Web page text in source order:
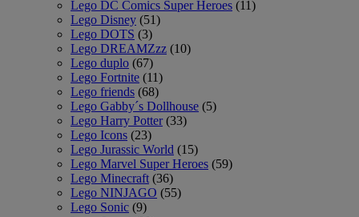
Lego DC Comics Super Heroes (11)
Lego Disney (51)
Lego DOTS (3)
Lego DREAMZzz (10)
Lego duplo (67)
Lego Fortnite (11)
Lego friends (68)
Lego Gabby´s Dollhouse (5)
Lego Harry Potter (33)
Lego Icons (23)
Lego Jurassic World (15)
Lego Marvel Super Heroes (59)
Lego Minecraft (36)
Lego NINJAGO (55)
Lego Sonic (9)